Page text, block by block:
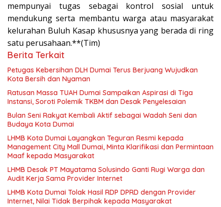
mempunyai tugas sebagai kontrol sosial untuk
mendukung serta membantu warga atau masyarakat
kelurahan Buluh Kasap khususnya yang berada di ring
satu perusahaan.**(Tim)
Berita Terkait
Petugas Kebersihan DLH Dumai Terus Berjuang Wujudkan
Kota Bersih dan Nyaman
Ratusan Massa TUAH Dumai Sampaikan Aspirasi di Tiga
Instansi, Soroti Polemik TKBM dan Desak Penyelesaian
Bulan Seni Rakyat Kembali Aktif sebagai Wadah Seni dan
Budaya Kota Dumai
LHMB Kota Dumai Layangkan Teguran Resmi kepada
Management City Mall Dumai, Minta Klarifikasi dan Permintaan
Maaf kepada Masyarakat
LHMB Desak PT Mayatama Solusindo Ganti Rugi Warga dan
Audit Kerja Sama Provider Internet
LHMB Kota Dumai Tolak Hasil RDP DPRD dengan Provider
Internet, Nilai Tidak Berpihak kepada Masyarakat